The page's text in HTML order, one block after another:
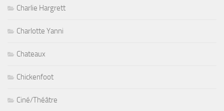
Charlie Hargrett
Charlotte Yanni
Chateaux
Chickenfoot
Ciné/Théâtre